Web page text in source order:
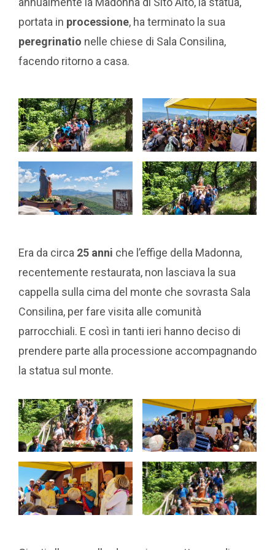
portata in processione, ha terminato la sua
peregrinatio nelle chiese di Sala Consilina,
facendo ritorno a casa.
Era da circa 25 anni che l’effige della Madonna,
recentemente restaurata, non lasciava la sua
cappella sulla cima del monte che sovrasta Sala
Consilina, per fare visita alle comunità
parrocchiali. E così in tanti ieri hanno deciso di
prendere parte alla processione accompagnando
la statua sul monte.